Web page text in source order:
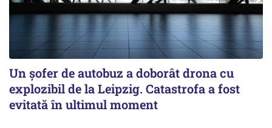
Un șofer de autobuz a doborât drona cu
explozibil de la Leipzig. Catastrofa a fost
evitată în ultimul moment